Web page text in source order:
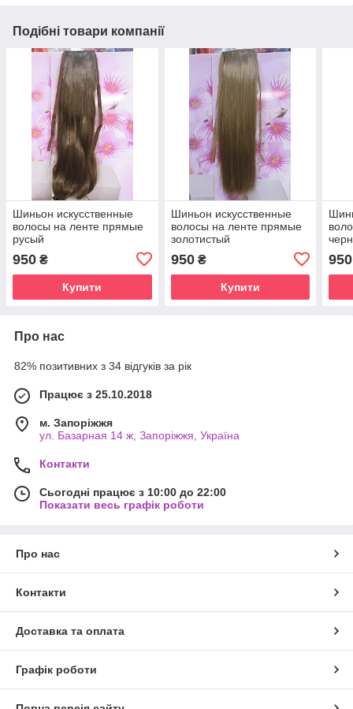
Подібні товари компанії
Шиньон искусственные
волосы на ленте прямые
русый
950 ₴
Купити
Шиньон искусственные
волосы на ленте прямые
золотистый
950₴
Купити
950
Про нас
82% позитивних з 34 відгуків за рік
Працює з 25.10.2018
м. Запоріжжя
ул. Базарная 14 ж, Запоріжжя, Україна
Контакти
Сьогодні працює з 10:00 до 22:00
Показати весь графік роботи
Про нас
Контакти
Доставка та оплата
Графік роботи